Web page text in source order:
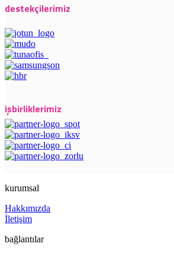
destekçilerimiz
işbirliklerimiz
kurumsal
Hakkımızda
İletişim
bağlantılar